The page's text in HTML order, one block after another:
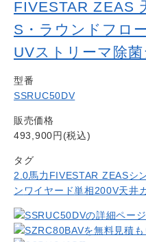
FIVESTAR ZEAS
S・ラウンドフロ
UVストリーマ除
型番
SSRUC50DV
販売価格
493,900円(税込)
タグ
2.0馬力 FIVESTAR ZEASシ
ンワイヤード単相200V天井